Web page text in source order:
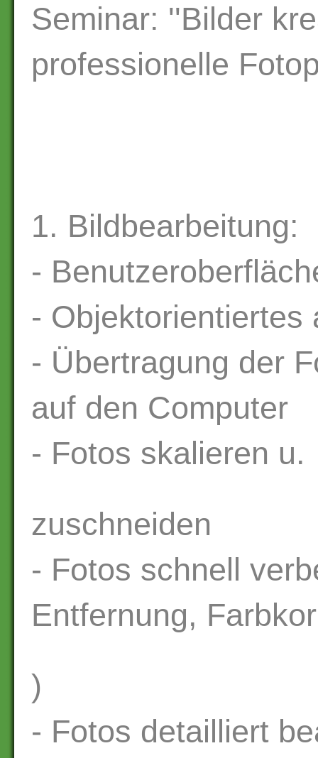
Seminar: ''Bilder
professionelle
1. Bildbearbeitung:
-
- Objektorientiertes
- Übertragung der
auf den Computer
- Fotos skalieren u.
zuschneiden
- Fotos schnell
Entfernung,
)
- Fotos detailliert